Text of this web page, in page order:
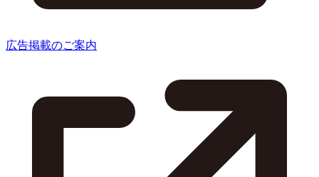
広告掲載のご案内